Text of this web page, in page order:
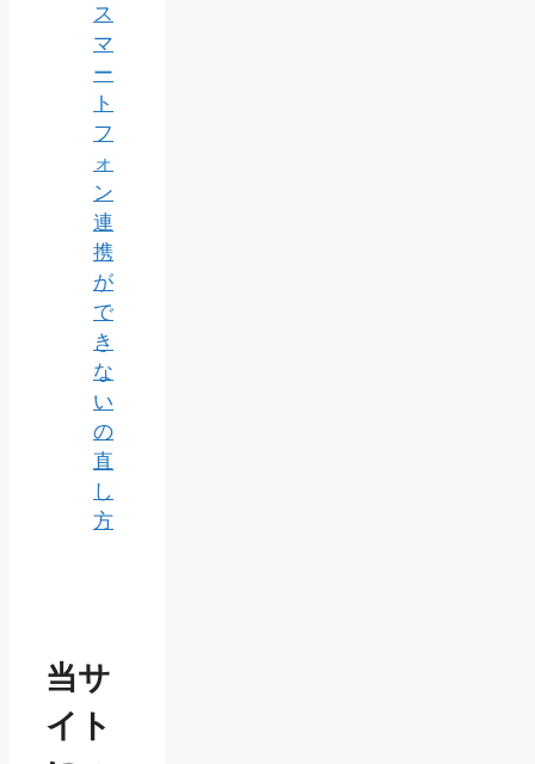
ス
マ
ー
ト
フ
ォ
ン
連
携
が
で
き
な
い
の
直
し
方
当サ
イト